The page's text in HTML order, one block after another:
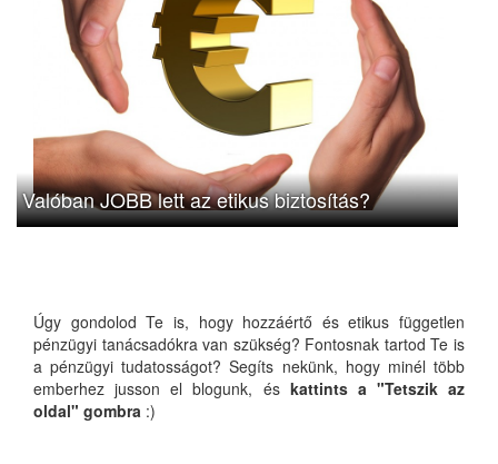
Valóban JOBB lett az etikus biztosítás?
Úgy gondolod Te is, hogy hozzáértő és etikus független
pénzügyi tanácsadókra van szükség? Fontosnak tartod Te is
a pénzügyi tudatosságot? Segíts nekünk, hogy minél több
emberhez jusson el blogunk, és kattints a "Tetszik az
oldal" gombra :)